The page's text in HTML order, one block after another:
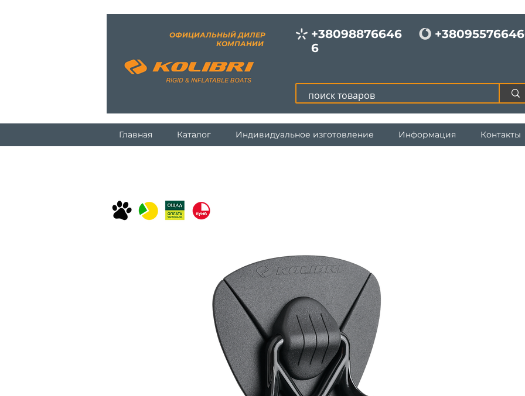
+38098876646
6
ОФИЦИАЛЬНЫЙ ДИЛЕР
КОМПАНИИ
Главная Каталог Индивидуальное изготовление Информация Контакты